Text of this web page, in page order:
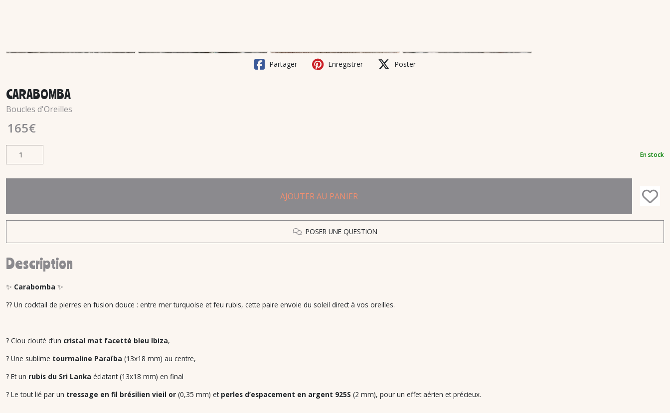
Partager Enregistrer Poster
CARABOMBA
Boucles d'Oreilles
165€
En stock
AJOUTER AU PANIER
POSER UNE QUESTION
Description
✨ Carabomba ✨
?? Un cocktail de pierres en fusion douce : entre mer turquoise et feu rubis, cette paire envoie du soleil direct à vos oreilles.
? Clou clouté d’un cristal mat facetté bleu Ibiza,
? Une sublime tourmaline Paraïba (13x18 mm) au centre,
? Et un rubis du Sri Lanka éclatant (13x18 mm) en final
? Le tout lié par un tressage en fil brésilien vieil or (0,35 mm) et perles d’espacement en argent 925S (2 mm), pour un effet aérien et précieux.